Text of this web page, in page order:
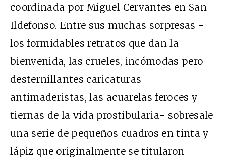
coordinada por Miguel Cervantes en San
Ildefonso. Entre sus muchas sorpresas -
los formidables retratos que dan la
bienvenida, las crueles, incómodas pero
desternillantes caricaturas
antimaderistas, las acuarelas feroces y
tiernas de la vida prostibularia- sobresale
una serie de pequeños cuadros en tinta y
lápiz que originalmente se titularon